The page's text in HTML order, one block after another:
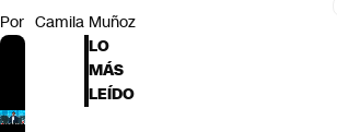
Por Camila Muñoz
LO
MÁS
LEÍDO